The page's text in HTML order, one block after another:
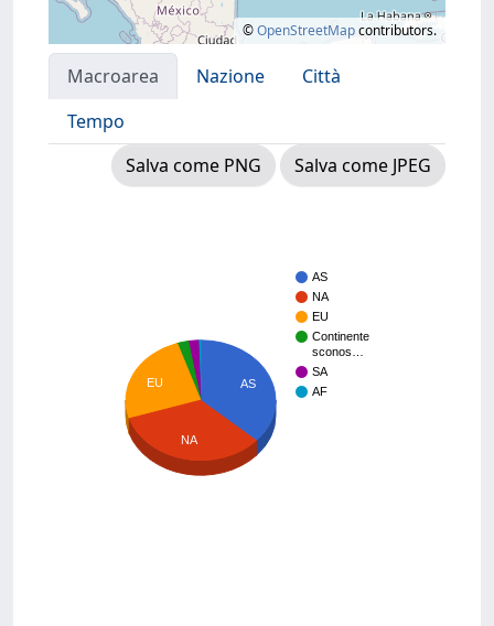
©OpenStreetMapcontributors.
Macroarea Nazione
Città
Tempo
Salva come PNG
Salva come JPEG
AS
NA
EU
Continente
sconos…
SA
AF
AS
EU
NA